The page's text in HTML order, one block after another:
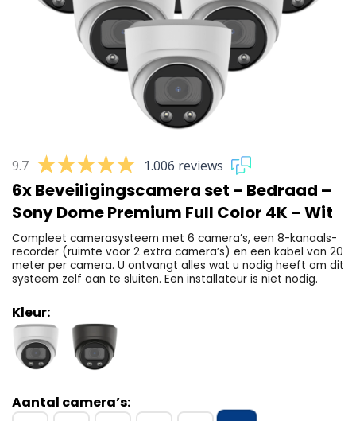
9.7 1.006 reviews
6x Beveiligingscamera set – Bedraad –
Sony Dome Premium Full Color 4K – Wit
Compleet camerasysteem met 6 camera’s, een 8-kanaals-
recorder (ruimte voor 2 extra camera’s) en een kabel van 20
meter per camera. U ontvangt alles wat u nodig heeft om dit
systeem zelf aan te sluiten. Een installateur is niet nodig.
Kleur:
Aantal camera’s: